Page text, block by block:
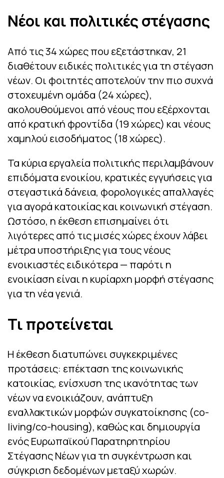
Νέοι και πολιτικές στέγασης
Από τις 34 χώρες που εξετάστηκαν, 21
διαθέτουν ειδικές πολιτικές για τη στέγαση
νέων. Οι φοιτητές αποτελούν την πιο συχνά
στοχευμένη ομάδα (24 χώρες),
ακολουθούμενοι από νέους που εξέρχονται
από κρατική φροντίδα (19 χώρες) και νέους
χαμηλού εισοδήματος (18 χώρες).
Τα κύρια εργαλεία πολιτικής περιλαμβάνουν
επιδόματα ενοικίου, κρατικές εγγυήσεις για
στεγαστικά δάνεια, φορολογικές απαλλαγές
για αγορά κατοικίας και κοινωνική στέγαση.
Ωστόσο, η έκθεση επισημαίνει ότι
λιγότερες από τις μισές χώρες έχουν λάβει
μέτρα υποστήριξης για τους νέους
ενοικιαστές ειδικότερα — παρότι η
ενοικίαση είναι η κυρίαρχη μορφή στέγασης
για τη νέα γενιά.
Τι προτείνεται
Η έκθεση διατυπώνει συγκεκριμένες
προτάσεις: επέκταση της κοινωνικής
κατοικίας, ενίσχυση της ικανότητας των
νέων να ενοικιάζουν, ανάπτυξη
εναλλακτικών μορφών συγκατοίκησης (co-
living/co-housing), καθώς και δημιουργία
ενός Ευρωπαϊκού Παρατηρητηρίου
Στέγασης Νέων για τη συγκέντρωση και
σύγκριση δεδομένων μεταξύ χωρών.